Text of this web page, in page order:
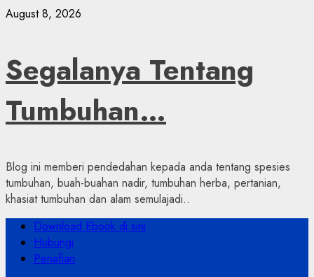
Skip
August 8, 2026
Segalanya Tentang
Tumbuhan…
Blog ini memberi pendedahan kepada anda tentang spesies
tumbuhan, buah-buahan nadir, tumbuhan herba, pertanian,
khasiat tumbuhan dan alam semulajadi..
Primary
Menu
Download Ebook di sini
Hubungi
Penafian